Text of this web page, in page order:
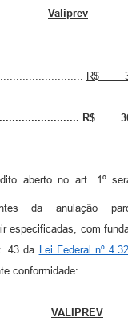
Valiprev
R$
R$
aberto no art. 1º
da anulação
especificadas, com
43 da Lei Federal nº
conformidade:
VALIPREV